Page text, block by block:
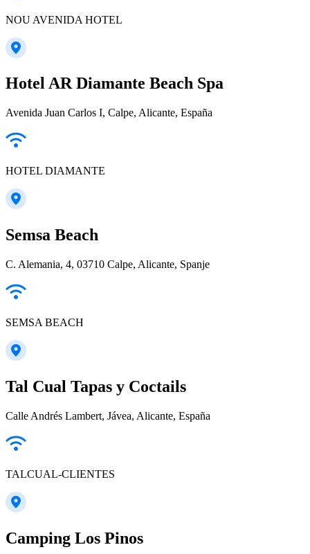
NOU AVENIDA HOTEL
Hotel AR Diamante Beach Spa
Avenida Juan Carlos I, Calpe, Alicante, España
HOTEL DIAMANTE
Semsa Beach
C. Alemania, 4, 03710 Calpe, Alicante, Spanje
SEMSA BEACH
Tal Cual Tapas y Coctails
Calle Andrés Lambert, Jávea, Alicante, España
TALCUAL-CLIENTES
Camping Los Pinos